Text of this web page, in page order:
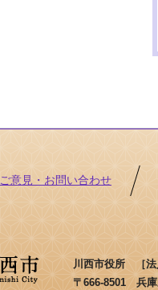
ご意見・お問い合わせ
川西市役所 ［法
〒666-8501 兵